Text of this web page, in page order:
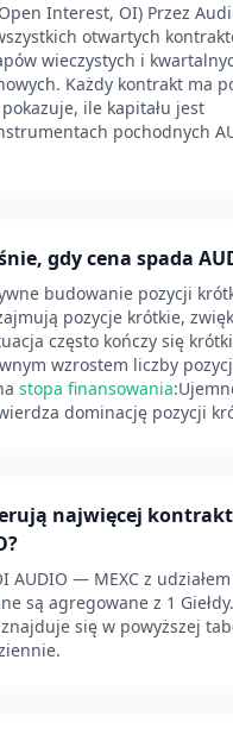
Interest, OI) Przez
otwartych
wieczystych i
Każdy kontrakt ma
ile kapitału jest
pochodnych
gdy cena spada
budowanie pozycji
pozycje krótkie,
często kończy się
wzrostem liczby
stopa finansowania
dominację pozycji
najwięcej
AUDIO — MEXC z udziałem
są agregowane z 1 Giełdy.
znajduje się w powyższej